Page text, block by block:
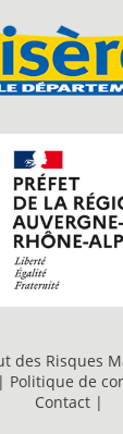
des Risques
| Politique de
Contact |